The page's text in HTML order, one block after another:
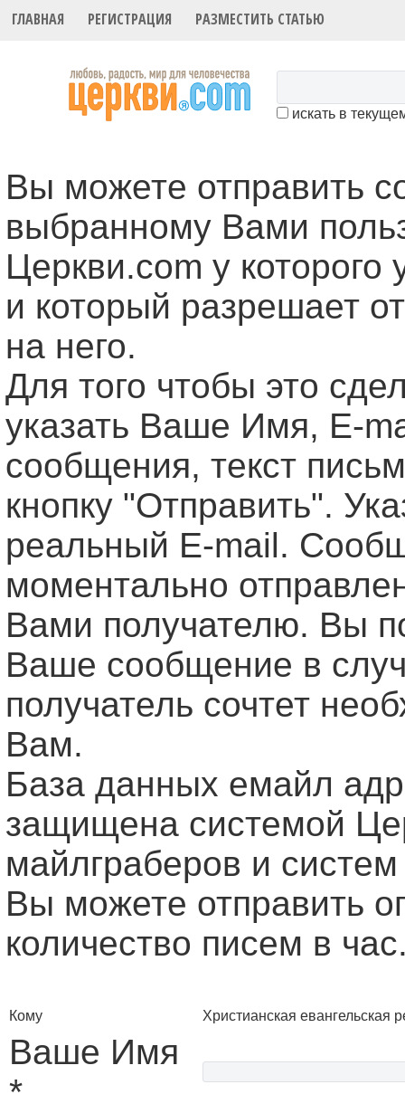
ГЛАВНАЯ РЕГИСТРАЦИЯ РАЗМЕСТИТЬ СТАТЬЮ
искать в
Вы можете отправить
выбранному Вами
Церкви.com у которого
и который разрешает
на него.
Для того чтобы это
указать Ваше Имя, Е-
сообщения, текст
кнопку "Отправить".
реальный E-mail.
моментально
Вами получателю. Вы
Ваше сообщение в
получатель сочтет
Вам.
База данных емайл
защищена системой
майлграберов и
Вы можете отправить
количество писем в
Кому Христианская евангельская
Ваше Имя
*